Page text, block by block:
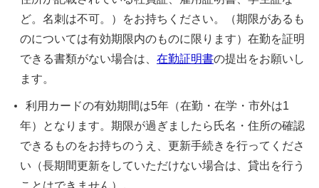
ど。名刺は不可。）をお持ちください。（期限があるも
のについては有効期限内のものに限ります）在勤を証明
できる書類がない場合は、 在勤証明書の提出をお願いし
ます。
利用カードの有効期間は5年（在勤・在学・市外は1
年）となります。期限が過ぎましたら氏名・住所の確認
できるものをお持ちのうえ、更新手続きを行ってくださ
い（長期間更新をしていただけない場合は、貸出を行う
ことはできません）。